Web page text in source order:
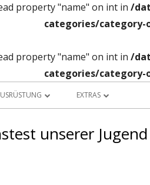
property "name" on int in /
categories/category-
property "name" on int in /
categories/category-
EXTRAS
TERMINKALENDER
unserer